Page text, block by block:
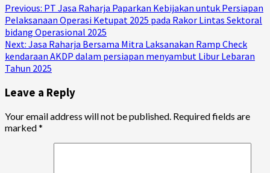
Continue
Reading
Previous: PT Jasa Raharja Paparkan Kebijakan untuk Persiapan
Pelaksanaan Operasi Ketupat 2025 pada Rakor Lintas Sektoral
bidang Operasional 2025
Next: Jasa Raharja Bersama Mitra Laksanakan Ramp Check
kendaraan AKDP dalam persiapan menyambut Libur Lebaran
Tahun 2025
Leave a Reply
Your email address will not be published. Required fields are
marked*